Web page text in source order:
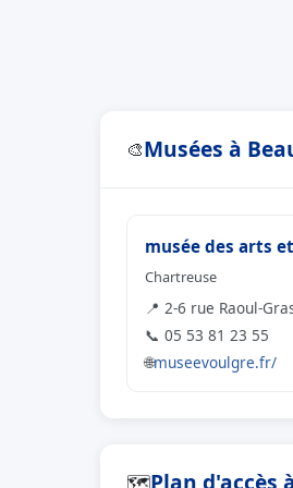
🎨Musées à
musée des arts
Chartreuse
📍 2-6 rue Raoul-
📞 05 53 81 23 55
🌐museevoulgre.fr/
🗺Plan d'accès